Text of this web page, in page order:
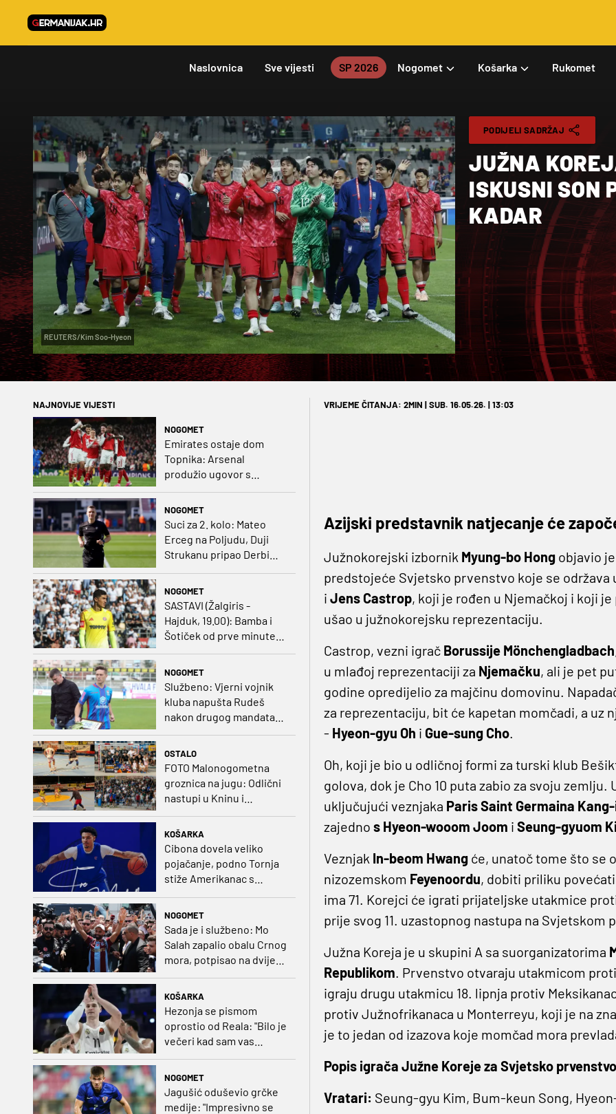
Naslovnica Sve vijesti SP 2026 Nogomet Košarka Rukomet
REUTERS/Kim Soo-Hyeon
PODIJELI SADRŽAJ
JUŽNA
ISKUSNI SON
KADAR
NAJNOVIJE VIJESTI
NOGOMET
Emirates ostaje dom
Topnika: Arsenal
produžio ugovor s
NOGOMET
Suci za 2. kolo: Mateo
Erceg na Poljudu, Duji
Strukanu pripao Derbi
NOGOMET
SASTAVI (Žalgiris -
Hajduk, 19.00): Bamba i
Šotiček od prve minute,
Siliću kapetanska traka
NOGOMET
Službeno: Vjerni vojnik
kluba napušta Rudeš
nakon drugog mandata
na zapadu Zagreba
OSTALO
FOTO Malonogometna
groznica na jugu: Odlični
nastupi u Kninu i
vrijednim nagradama
KOŠARKA
Cibona dovela veliko
pojačanje, podno Tornja
stiže Amerikanac s
NOGOMET
Sada je i službeno: Mo
Salah zapalio obalu Crnog
mora, potpisao na dvije
godine
KOŠARKA
Hezonja se pismom
oprostio od Reala: "Bilo je
večeri kad sam vas
NOGOMET
Jagušić oduševio grčke
medije: "Impresivno se
VRIJEME ČITANJA: 2MIN | SUB. 16.05.26. | 13:03
Azijski predstavnik natjecanje će
Južnokorejski izbornik Myung-bo Hong objavio
predstojeće Svjetsko prvenstvo koje se održava
i Jens Castrop, koji je rođen u Njemačkoj i koji
ušao u južnokorejsku reprezentaciju.
Castrop, vezni igrač Borussije Mönchengladbach
u mlađoj reprezentaciji za Njemačku, ali je pet
godine opredijelio za majčinu domovinu.
za reprezentaciju, bit će kapetan momčadi, a uz
- Hyeon-gyu Oh i Gue-sung Cho.
Oh, koji je bio u odličnoj formi za turski klub
golova, dok je Cho 10 puta zabio za svoju
uključujući veznjaka Paris Saint Germaina
zajedno s Hyeon-wooom Joom i Seung-gyuom
Veznjak In-beom Hwang će, unatoč tome što se
nizozemskom Feyenoordu, dobiti priliku
ima 71. Korejci će igrati prijateljske utakmice
prije svog 11. uzastopnog nastupa na Svjetskom
Južna Koreja je u skupini A sa suorganizatorima
Republikom. Prvenstvo otvaraju utakmicom
igraju drugu utakmicu 18. lipnja protiv
protiv Južnofrikanaca u Monterreyu, koji je na
je to jedan od izazova koje momčad mora
Popis igrača Južne Koreje za Svjetsko
Vratari: Seung-gyu Kim, Bum-keun Song,